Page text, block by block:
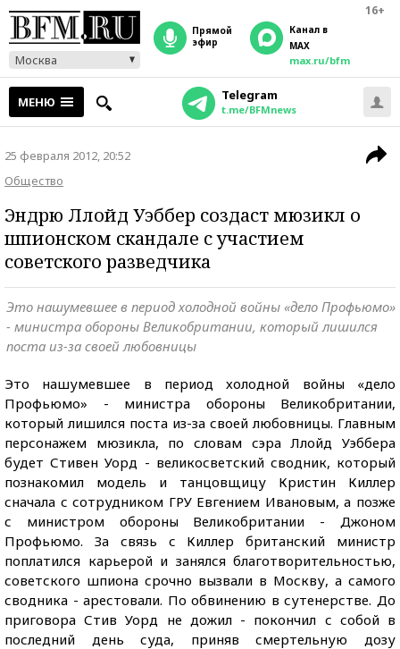
16+
Москва
прямой
эфир
Канал в
MAX
max.ru/bfm
МЕНЮ Telegram
t.me/BFMnews
25 февраля 2012, 20:52
Общество
Эндрю Ллойд Уэббер создаст мюзикл о
шпионском скандале с участием
советского разведчика
Это нашумевшее в период холодной войны «дело Профьюмо»
- министра обороны Великобритании, который лишился
поста из-за своей любовницы
Это нашумевшее в период холодной войны «дело
Профьюмо» - министра обороны Великобритании,
который лишился поста из-за своей любовницы. Главным
персонажем мюзикла, по словам сэра Ллойд Уэббера
будет Стивен Уорд - великосветский сводник, который
познакомил модель и танцовщицу Кристин Киллер
сначала с сотрудником ГРУ Евгением Ивановым, а позже
с министром обороны Великобритании - Джоном
Профьюмо. За связь с Киллер британский министр
поплатился карьерой и занялся благотворительностью,
советского шпиона срочно вызвали в Москву, а самого
сводника - арестовали. По обвинению в сутенерстве. До
приговора Стив Уорд не дожил - покончил с собой в
последний день суда, приняв смертельную дозу